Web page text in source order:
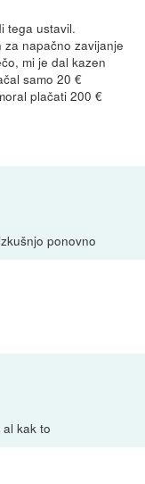
tega ustavil.
za napačno zavijanje
mi je dal kazen
samo 20 €
plačati 200 €
ponovno
kak to